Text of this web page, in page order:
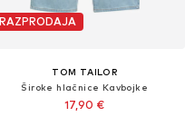
RAZPRODAJA
TOM TAILOR
Široke hlačnice Kavbojke
17,90 €